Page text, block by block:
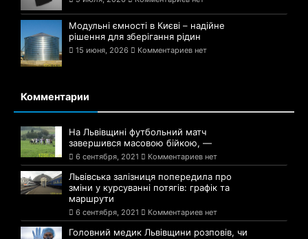
Модульні ємності в Києві – надійне
рішення для зберігання рідин
15 июня, 2026 Комментариев нет
Комментарии
На Львівщині футбольний матч
завершився масовою бійкою, —
6 сентября, 2021 Комментариев нет
Львівська залізниця попередила про
зміни у курсуванні потягів: графік та
маршрути
6 сентября, 2021 Комментариев нет
Головний медик Львівщини розповів, чи